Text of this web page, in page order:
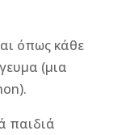
όπως κάθε
(μια
παιδιά